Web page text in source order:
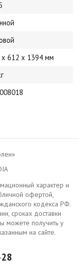
x 612 x 1394 мм
характер и
офертой,
кодекса РФ.
сроках доставки
можете получить у
на сайте.